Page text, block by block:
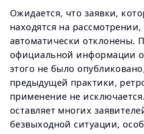
Ожидается, что заявки,
находятся на рассмотрении,
автоматически отклонены.
официальной информации
этого не было
предыдущей практики,
применение не
оставляет многих
безвыходной ситуации,